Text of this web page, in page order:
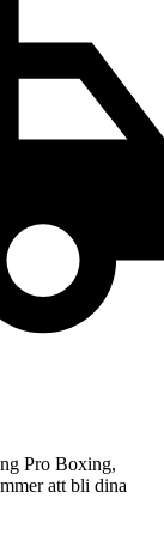
Pro Boxing,
att bli dina